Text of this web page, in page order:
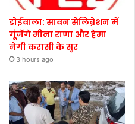
डोईवाला: सावन सेलिब्रेशन में
गूंजेंगे मीना राणा और हेमा
नेगी करासी के सुर
3 hours ago